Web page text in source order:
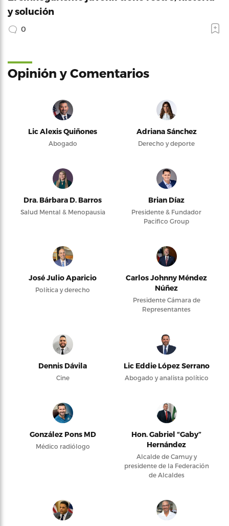
y solución
0
Opinión y Comentarios
Lic Alexis Quiñones
Abogado
Adriana Sánchez
Derecho y deporte
Dra. Bárbara D. Barros
Salud Mental & Menopausia
Brian Díaz
Presidente & Fundador
Pacifico Group
José Julio Aparicio
Política y derecho
Carlos Johnny Méndez
Núñez
Presidente Cámara de
Representantes
Dennis Dávila
Cine
Lic Eddie López Serrano
Abogado y analista político
González Pons MD
Médico radiólogo
Hon. Gabriel “Gaby”
Hernández
Alcalde de Camuy y
presidente de la Federación
de Alcaldes